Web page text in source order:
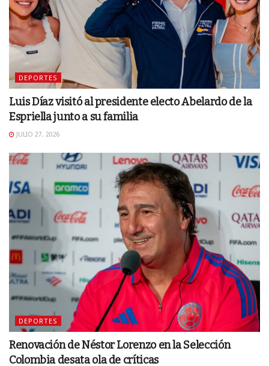
DEPORTES
Luis Díaz visitó al presidente electo Abelardo de la
Espriella junto a su familia
JULIO 27, 2026
DEPORTES
Renovación de Néstor Lorenzo en la Selección
Colombia desata ola de críticas